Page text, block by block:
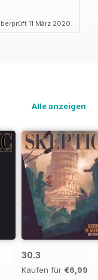
11 März 2020
Alle anzeigen
30.3
Kaufen für €6,99